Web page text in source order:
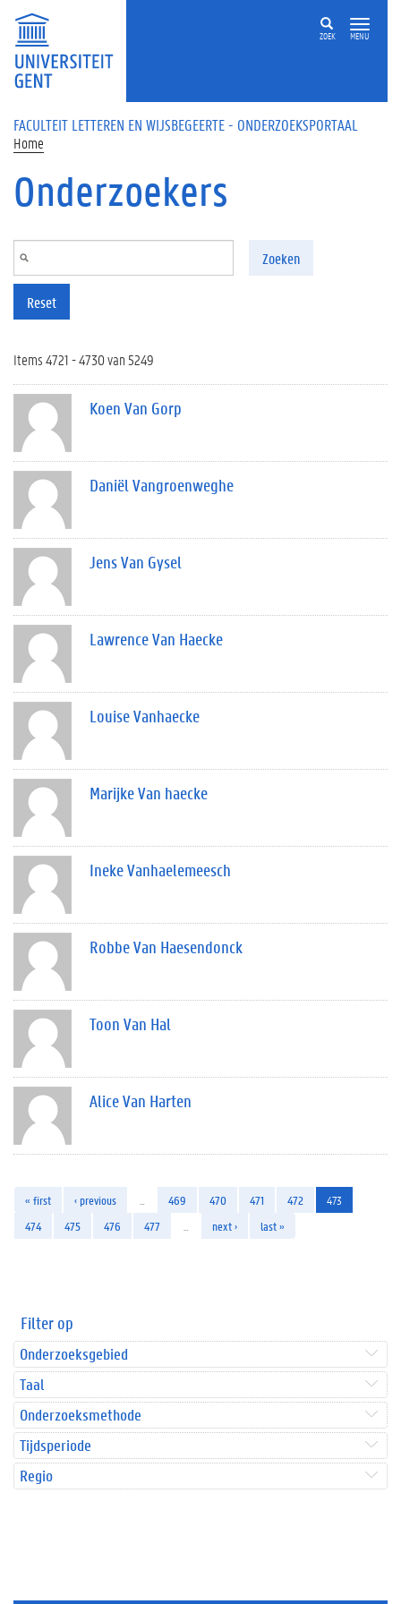
Overslaan en naar de inhoud gaan
ZOEK MENU
FACULTEIT LETTEREN EN WIJSBEGEERTE - ONDERZOEKSPORTAAL
Home
Onderzoekers
Zoeken
Reset
Items 4721 - 4730 van 5249
Koen Van Gorp
Daniël Vangroenweghe
Jens Van Gysel
Lawrence Van Haecke
Louise Vanhaecke
Marijke Van haecke
Ineke Vanhaelemeesch
Robbe Van Haesendonck
Toon Van Hal
Alice Van Harten
« first ‹ previous 469 470 471 472
473
474
475 476 477 next › last »
Filter op
Onderzoeksgebied
Taal
Onderzoeksmethode
Tijdsperiode
Regio